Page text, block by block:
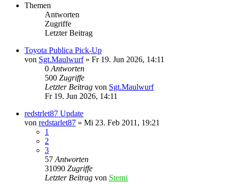
Themen
Antworten
Zugriffe
Letzter Beitrag
Toyota Publica Pick-Up
von Sgt.Maulwurf» Fr 19. Jun 2026, 14:11
0 Antworten
500 Zugriffe
Letzter Beitrag von Sgt.Maulwurf
Fr 19. Jun 2026, 14:11
redstrlet87 Update
von redstarlet87 » Mi 23. Feb 2011, 19:21
1
2
3
57 Antworten
31090 Zugriffe
Letzter Beitrag von Sterni